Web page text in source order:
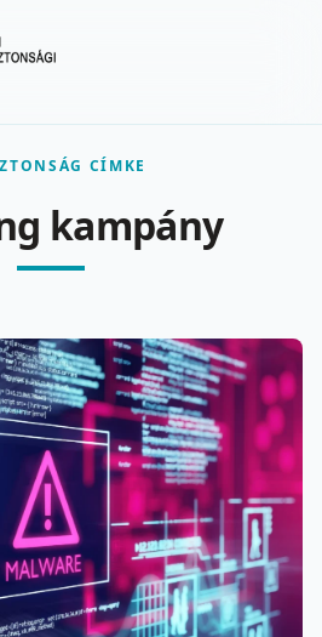
CÍMKE
kampány